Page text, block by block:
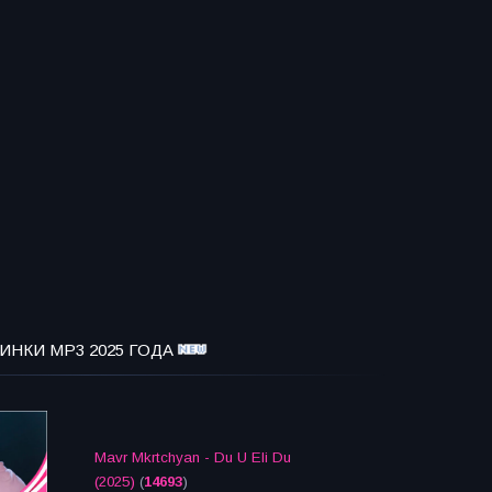
MP3 2025 ГОДА
Mavr Mkrtchyan - Du U Eli Du
(2025) (14693)